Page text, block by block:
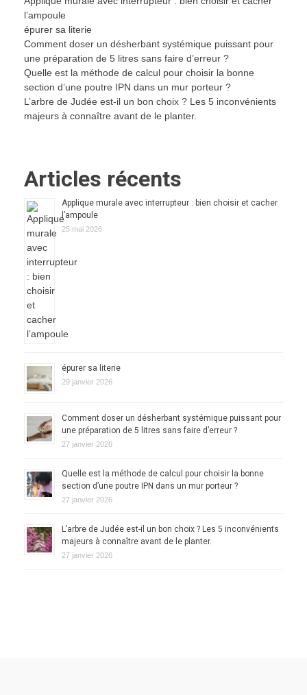
l’ampoule
épurer sa literie
Comment doser un désherbant systémique puissant pour
une préparation de 5 litres sans faire d’erreur ?
Quelle est la méthode de calcul pour choisir la bonne
section d’une poutre IPN dans un mur porteur ?
L’arbre de Judée est-il un bon choix ? Les 5 inconvénients
majeurs à connaître avant de le planter.
Articles récents
Applique murale avec interrupteur : bien choisir et cacher
l’ampoule
25 mai 2026
épurer sa literie
29 janvier 2026
Comment doser un désherbant systémique puissant pour
une préparation de 5 litres sans faire d’erreur ?
27 janvier 2026
Quelle est la méthode de calcul pour choisir la bonne
section d’une poutre IPN dans un mur porteur ?
27 janvier 2026
L’arbre de Judée est-il un bon choix ? Les 5 inconvénients
majeurs à connaître avant de le planter.
27 janvier 2026